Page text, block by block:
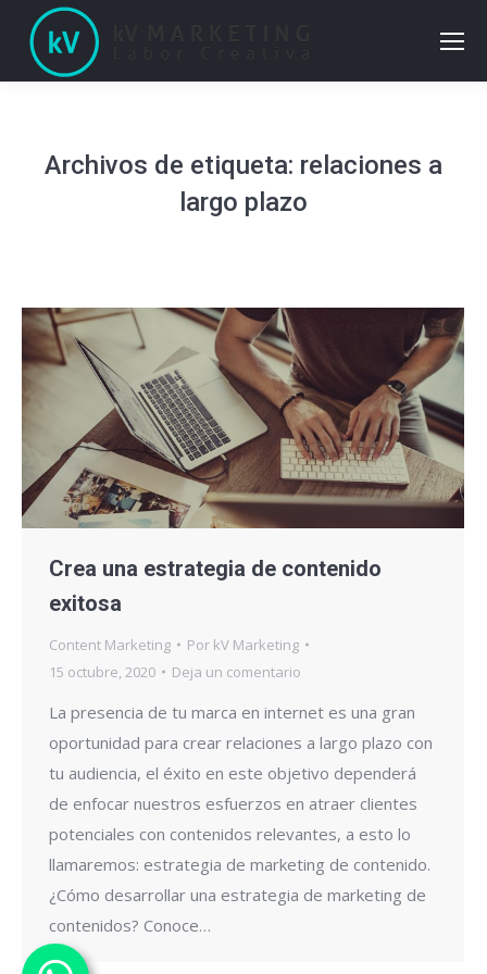
Archivos de etiqueta: relaciones a
largo plazo
Crea una estrategia de contenido
exitosa
Content Marketing Por kV Marketing
15 octubre, 2020
Deja un comentario
La presencia de tu marca en internet es una gran
oportunidad para crear relaciones a largo plazo con
tu audiencia, el éxito en este objetivo dependerá
de enfocar nuestros esfuerzos en atraer clientes
potenciales con contenidos relevantes, a esto lo
llamaremos: estrategia de marketing de contenido.
¿Cómo desarrollar una estrategia de marketing de
contenidos? Conoce…